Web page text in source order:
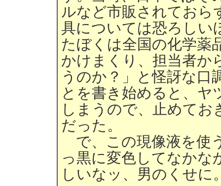
ルなど市販されておら
具については恐ろしい
たぼくは全国の化学薬
かけまくり、担当者か
うのか？」と怪訝な口
とを書き始めると、ヤ
しまうので、止めてお
だった。
で、この現像液を使
っ黒に変色してなかな
しいなッ、男のくせ